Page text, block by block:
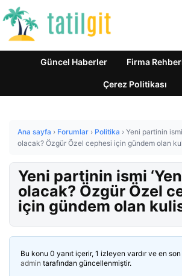
Güncel Haberler Firma
Çerez Politikası
Ana sayfa › Forumlar › Politika › Yeni partinin ismi
olacak? Özgür Özel cephesi için gündem olan
Yeni partinin ismi
olacak? Özgür Özel
için gündem olan
Bu konu 0 yanıt içerir, 1 izleyen vardır ve en son
admin tarafından güncellenmiştir.